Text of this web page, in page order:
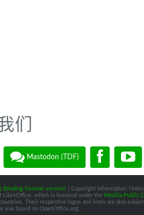
们
Mastodon (TDF)
(binding German version)
| Copyright information:
LibreOffice, which is licensed under the Mozilla Public
Their respective logos and icons are also
was based on OpenOffice.org.